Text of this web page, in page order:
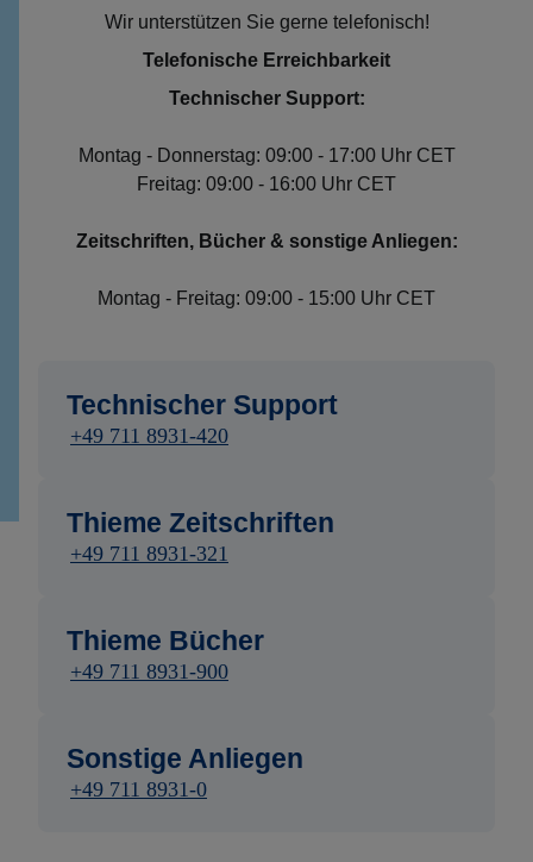
Wir unterstützen Sie gerne telefonisch!
Telefonische Erreichbarkeit
Technischer Support:
Montag - Donnerstag: 09:00 - 17:00 Uhr CET
Freitag: 09:00 - 16:00 Uhr CET
Zeitschriften, Bücher & sonstige Anliegen:
Montag - Freitag: 09:00 - 15:00 Uhr CET
Technischer Support
+49 711 8931-420
Thieme Zeitschriften
+49 711 8931-321
Thieme Bücher
+49 711 8931-900
Sonstige Anliegen
+49 711 8931-0